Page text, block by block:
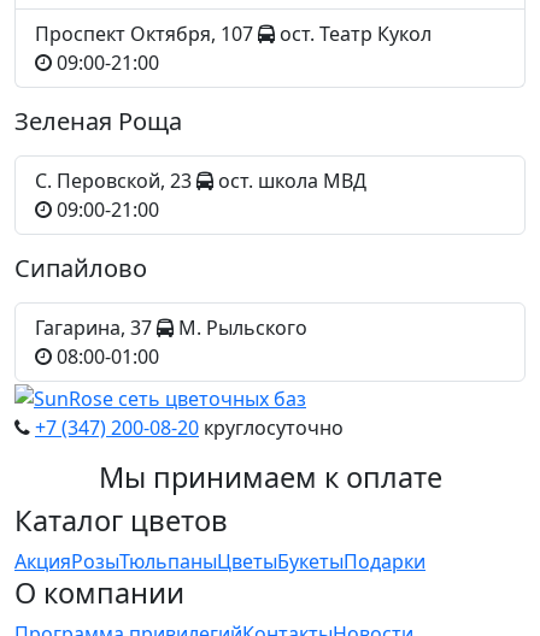
Проспект Октября, 107
ост. Театр Кукол
09:00-21:00
Зеленая Роща
С. Перовской, 23
ост. школа МВД
09:00-21:00
Сипайлово
Гагарина, 37
М. Рыльского
08:00-01:00
+7 (347)200-08-20 круглосуточно
Мы принимаем к оплате
Каталог цветов
АкцияРозыТюльпаныЦветыБукетыПодарки
О компании